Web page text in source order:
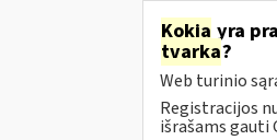
Kokiayra
tvarka?
Web turinio
Registracijos
išrašams gauti